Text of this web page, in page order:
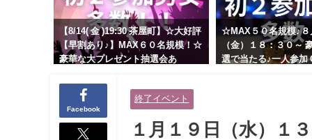
【8/14( 金 )19:30 茶屋町】☆大好評
【早割あり♪】MAX６０名規模！☆
豪華な大プレゼント抽選会あ
性とオシャレ好きで落ち着いた大
人女性の既婚者限定ビッグパーテ
ィー♪＠茶屋町】
☆MAX５０名規模♪８
（金）１８：３０～
選で当たる♪一人参加
＠池袋】
Facebook
終了イベント
１月１９日（水）１